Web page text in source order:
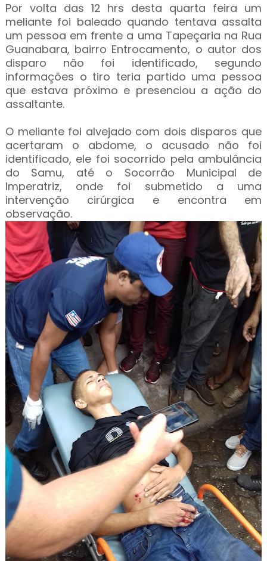
Por volta das 12 hrs desta quarta feira um
meliante foi baleado quando tentava assalta
um pessoa em frente a uma Tapeçaria na Rua
Guanabara, bairro Entrocamento, o autor dos
disparo não foi identificado, segundo
informações o tiro teria partido uma pessoa
que estava próximo e presenciou a ação do
assaltante.
O meliante foi alvejado com dois disparos que
acertaram o abdome, o acusado não foi
identificado, ele foi socorrido pela ambulância
do Samu, até o Socorrão Municipal de
Imperatriz, onde foi submetido a uma
intervenção cirúrgica e encontra em
observação.